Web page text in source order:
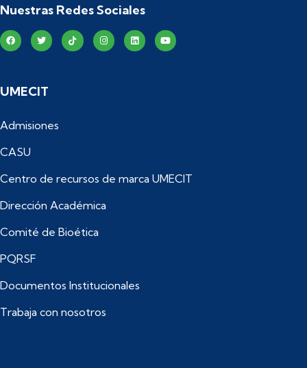
Nuestras Redes Sociales
UMECIT
Admisiones
CASU
Centro de recursos de marca UMECIT
Dirección Académica
Comité de Bioética
PQRSF
Documentos Institucionales
Trabaja con nosotros